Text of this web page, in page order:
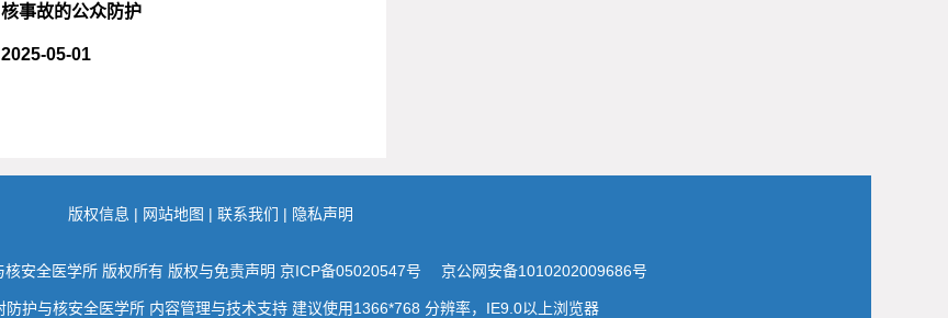
核事故的公众防护
2025-05-01
版权信息 | 网站地图 | 联系我们 | 隐私声明
安全医学所 版权所有 版权与免责声明 京ICP备05020547号 京公网安备1010202009686号
防护与核安全医学所 内容管理与技术支持 建议使用1366*768 分辨率，IE9.0以上浏览器